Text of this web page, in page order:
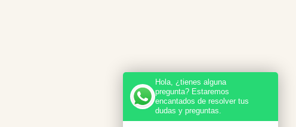
Hola, ¿tienes alguna
pregunta? Estaremos
encantados de resolver tus
dudas y preguntas.